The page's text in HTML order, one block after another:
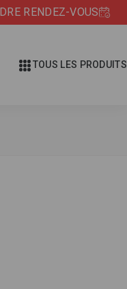
TOUS LES PRODUITS
RENDEZ-VOUS